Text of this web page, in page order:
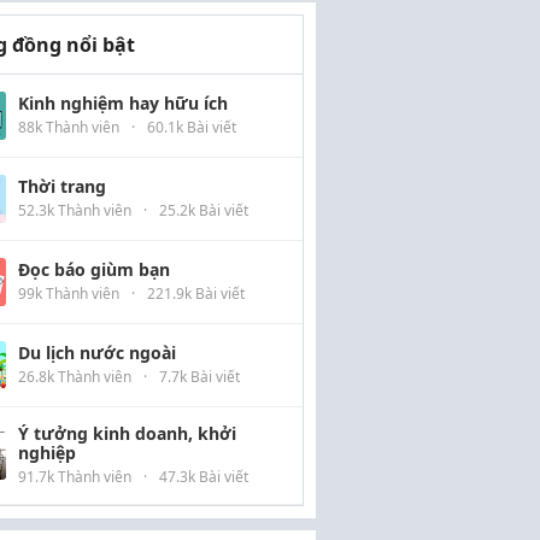
đồng nổi bật
Kinh nghiệm hay hữu ích
88k Thành viên · 60.1k Bài viết
Thời trang
52.3k Thành viên · 25.2k Bài viết
Đọc báo giùm bạn
99k Thành viên · 221.9k Bài viết
Du lịch nước ngoài
26.8k Thành viên · 7.7k Bài viết
Ý tưởng kinh doanh, khởi
nghiệp
91.7k Thành viên · 47.3k Bài viết